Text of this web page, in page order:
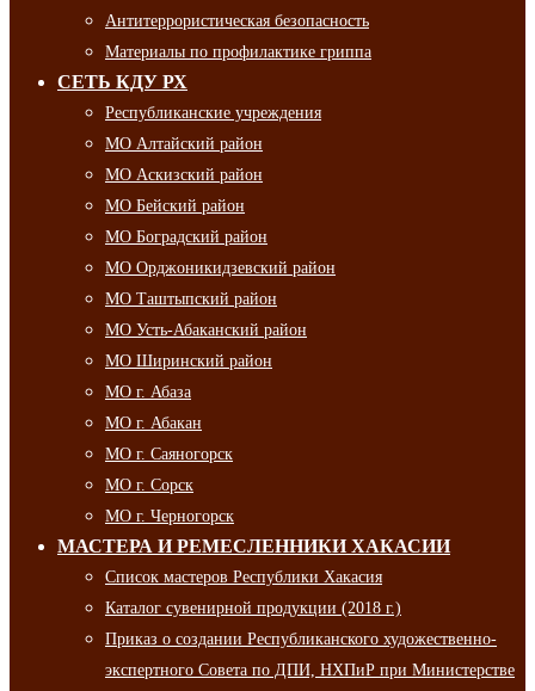
Антитеррористическая безопасность
Материалы по профилактике гриппа
СЕТЬ КДУ РХ
Республиканские учреждения
МО Алтайский район
МО Аскизский район
МО Бейский район
МО Боградский район
МО Орджоникидзевский район
МО Таштыпский район
МО Усть-Абаканский район
МО Ширинский район
МО г. Абаза
МО г. Абакан
МО г. Саяногорск
МО г. Сорск
МО г. Черногорск
МАСТЕРА И РЕМЕСЛЕННИКИ ХАКАСИИ
Список мастеров Республики Хакасия
Каталог сувенирной продукции (2018 г.)
Приказ о создании Республиканского художественно-
экспертного Совета по ДПИ, НХПиР при Министерстве